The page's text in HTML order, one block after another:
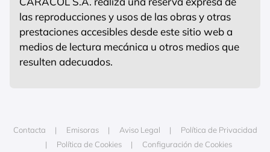
las reproducciones y usos de las obras y otras
prestaciones accesibles desde este sitio web a
medios de lectura mecánica u otros medios que
resulten adecuados.
Contacta Emisoras Aviso Legal
Política de Privacidad
Política de Cookies
Configuración de Cookies